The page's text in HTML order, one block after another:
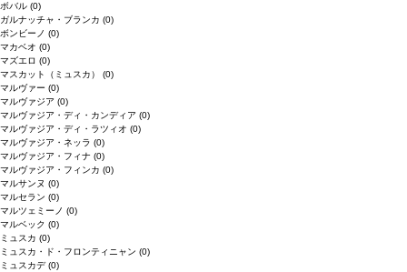
ボバル (0)
ガルナッチャ・ブランカ (0)
ボンビーノ (0)
マカベオ (0)
マズエロ (0)
マスカット（ミュスカ） (0)
マルヴァー (0)
マルヴァジア (0)
マルヴァジア・ディ・カンディア (0)
マルヴァジア・ディ・ラツィオ (0)
マルヴァジア・ネッラ (0)
マルヴァジア・フィナ (0)
マルヴァジア・フィンカ (0)
マルサンヌ (0)
マルセラン (0)
マルツェミーノ (0)
マルベック (0)
ミュスカ (0)
ミュスカ・ド・フロンティニャン (0)
ミュスカデ(0)